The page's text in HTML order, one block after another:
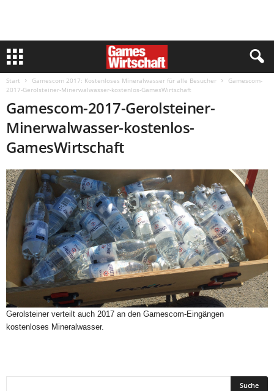
Start Gamescom 2017: Kostenloses Mineralwasser für alle Besucher
Gamescom-
2017-Gerolsteiner-Minerwalwasser-kostenlos-GamesWirtschaft
Gamescom-2017-Gerolsteiner-
Minerwalwasser-kostenlos-
GamesWirtschaft
Gerolsteiner verteilt auch 2017 an den Gamescom-Eingängen
kostenloses Mineralwasser.